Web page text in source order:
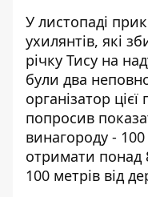
У листопаді
ухилянтів, які
річку Тису на
були два
організатор
попросив
винагороду -
отримати понад
100 метрів від